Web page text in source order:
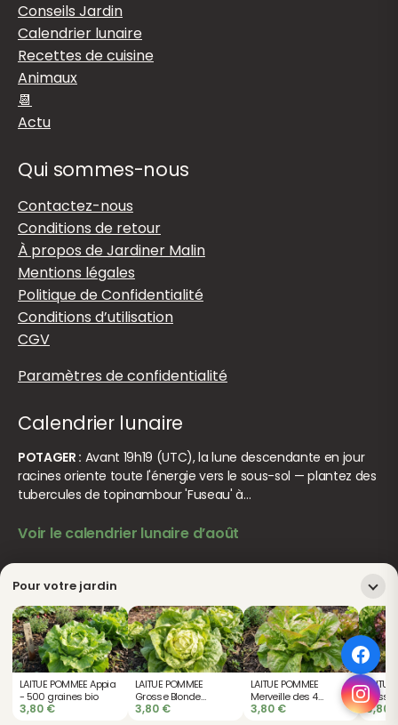
Pour votre jardin
LAITUE POMMEE Appia
- 500 graines bio
3,80 €
LAITUE POMMEE
Grosse Blonde
Paresseuse - 500
3,80 €
LAITUE POMMEE
Merveille des 4
Saisons - 500
3,80 €
bio
3,80
Conseils Jardin
Calendrier lunaire
Recettes de cuisine
Animaux
📆
Actu
Qui sommes-nous
Contactez-nous
Conditions de retour
À propos de Jardiner Malin
Mentions légales
Politique de Confidentialité
Conditions d’utilisation
CGV
Paramètres de confidentialité
Calendrier lunaire
POTAGER : Avant 19h19 (UTC), la lune descendante en jour
racines oriente toute l'énergie vers le sous-sol — plantez des
tubercules de topinambour 'Fuseau' à…
Voir le calendrier lunaire d’août
© Jardiner Malin. Tous droits réservés.